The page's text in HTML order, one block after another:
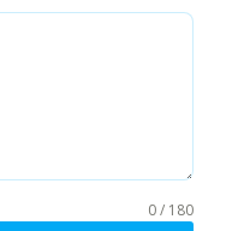
0 / 180